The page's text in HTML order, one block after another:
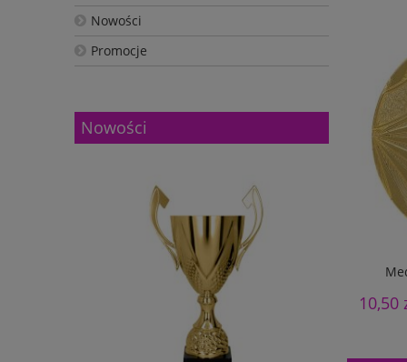
Nowości
Promocje
Nowości
10,50